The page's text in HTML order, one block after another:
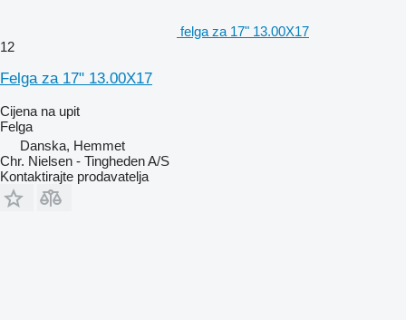
felga za 17" 13.00X17
12
Felga za 17" 13.00X17
Cijena na upit
Felga
Danska, Hemmet
Chr. Nielsen - Tingheden A/S
Kontaktirajte prodavatelja